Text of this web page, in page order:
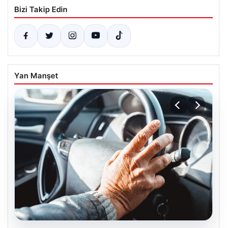
Bizi Takip Edin
Yan Manşet